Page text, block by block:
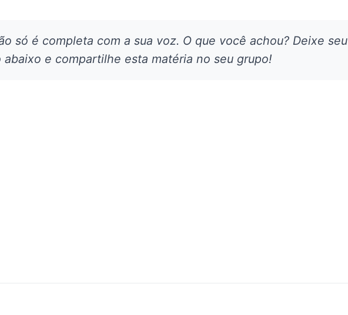
só é completa com a sua voz. O que você achou? Deixe seu
abaixo e compartilhe esta matéria no seu grupo!